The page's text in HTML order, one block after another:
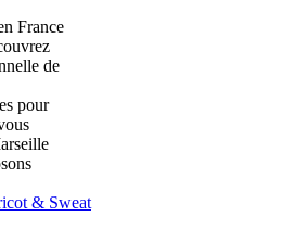
France
de
pour
& Sweat